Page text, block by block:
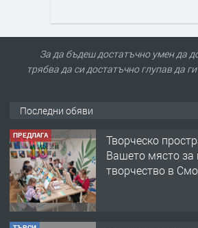
За да бъдеш достатъчно умен да
трябва да си достатъчно глупав да
Последни обяви
ПРЕДЛАГА
Творческо
Вашето място за
творчество в